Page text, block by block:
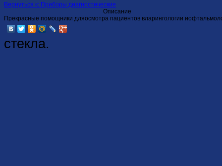
Вернуться к: Приборы диагностические
Описание
Прекрасные помощники дляосмотра пациентов вларингологии
стекла.